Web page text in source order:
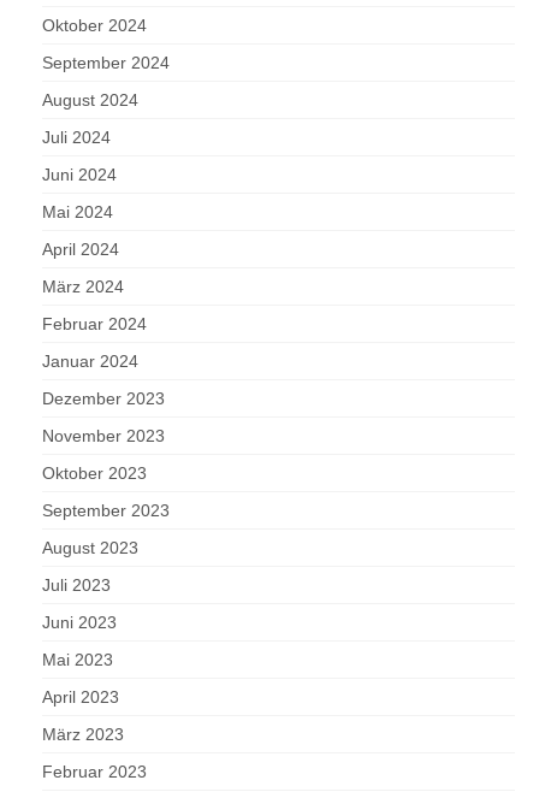
Oktober 2024
September 2024
August 2024
Juli 2024
Juni 2024
Mai 2024
April 2024
März 2024
Februar 2024
Januar 2024
Dezember 2023
November 2023
Oktober 2023
September 2023
August 2023
Juli 2023
Juni 2023
Mai 2023
April 2023
März 2023
Februar 2023